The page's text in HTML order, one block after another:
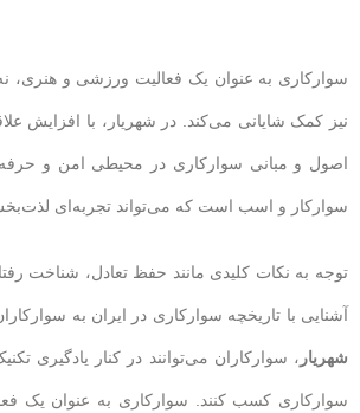
سوارکاری به عنوان یک فعالیت ورزشی و هنری،
نیز کمک شایانی می‌کند. در شهریار، با افزایش
اصول و مبانی سوارکاری در محیطی امن و
سوارکار و اسب است که می‌تواند تجربه‌ای لذت‌بخش
توجه به نکات کلیدی مانند حفظ تعادل، شناخت
آشنایی با تاریخچه سوارکاری در ایران به
شهریار ، سوارکاران می‌توانند در کنار یادگیری
سوارکاری کسب کنند. سوارکاری به عنوان یک